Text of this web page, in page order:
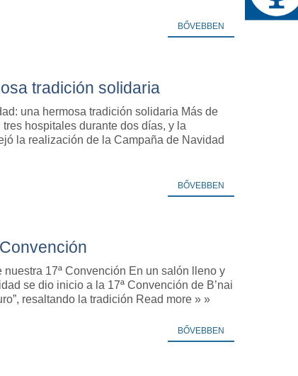
BŐVEBBEN
tradición solidaria
una hermosa tradición solidaria Más de
hospitales durante dos días, y la
la realización de la Campaña de Navidad
BŐVEBBEN
17ª Convención En un salón lleno y
se dio inicio a la 17ª Convención de B’nai
resaltando la tradición Read more » »
BŐVEBBEN